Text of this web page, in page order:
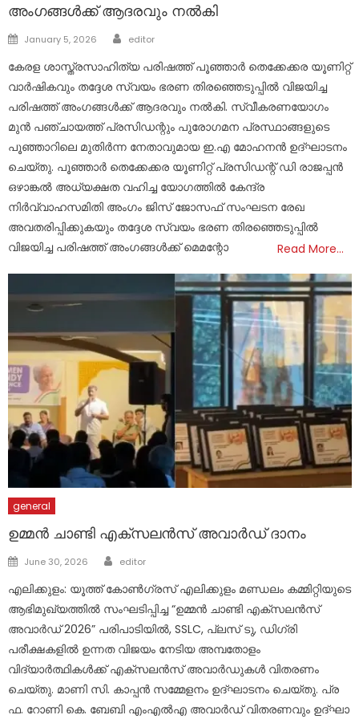
അംഗങ്ങൾക്ക് ആദരവും നൽകി
Posted
January 5, 2026 Author
editor
കേരള ശാസ്ത്രസാഹിത്യ പരിഷത്ത് പൂഞ്ഞാർ തെക്കേക്കര യൂണിറ്റ്
വാർഷികവും തദ്ദേശ സ്വയം ഭരണ തിരഞ്ഞെടുപ്പിൽ വിജയിച്ച
പരിഷത്ത് അംഗങ്ങൾക്ക് ആദരവും നൽകി. സ്വീകരണയോഗം
മുൻ പഞ്ചായത്ത് പ്രസിഡന്റും പുരോഗമന പ്രസ്ഥാങ്ങളുടെ
പൂഞ്ഞാറിലെ മുതിർന്ന നേതാവുമായ ഇ.എ മോഹനൻ ഉദ്ഘാടനം
ചെയ്തു. പൂഞ്ഞാർ തെക്കേക്കര യൂണിറ്റ് പ്രസിഡന്റ് ഡി രാജപ്പൻ
ഒഴാങ്കൽ അധ്യക്ഷത വഹിച്ച യോഗത്തിൽ കേന്ദ്ര
നിർവ്വാഹസമിതി അംഗം ജിസ് ജോസഫ് സംഘടന രേഖ
അവതരിപ്പിക്കുകയും തദ്ദേശ സ്വയം ഭരണ തിരഞ്ഞെടുപ്പിൽ
വിജയിച്ച പരിഷത്ത് അംഗങ്ങൾക്ക് മെമന്റോ
Read More…
general
ഉമ്മൻ ചാണ്ടി എക്സലൻസ് അവാർഡ് ദാനം
Posted
June 30, 2026 Author
editor
എ​ലി​ക്കു​ളം: യൂത്ത് കോൺഗ്രസ് എലിക്കുളം മണ്ഡലം കമ്മിറ്റിയുടെ
ആഭിമുഖ്യത്തിൽ സംഘടിപ്പിച്ച “ഉമ്മൻ ചാണ്ടി എക്സലൻസ്
അവാർഡ് 2026” പരിപാടിയിൽ, SSLC, പ്ലസ് ടു, ഡിഗ്രി
പരീക്ഷകളിൽ ഉന്നത വിജയം നേടിയ അമ്പതോളം
വിദ്യാർത്ഥികൾക്ക് എക്സലൻസ് അവാർഡുകൾ വിതരണം
ചെയ്തു. മാ​ണി സി. ​കാ​പ്പ​ൻ സ​മ്മേ​ള​നം ഉ​ദ്ഘാ​ട​നം ചെ​യ്തു. പ്ര​
ഫ. റോ​ണി കെ. ​ബേ​ബി എം​എ​ൽ​എ അ​വാ​ർ​ഡ് വി​ത​ര​ണ​വും ഉ​ദ്ഘാ​